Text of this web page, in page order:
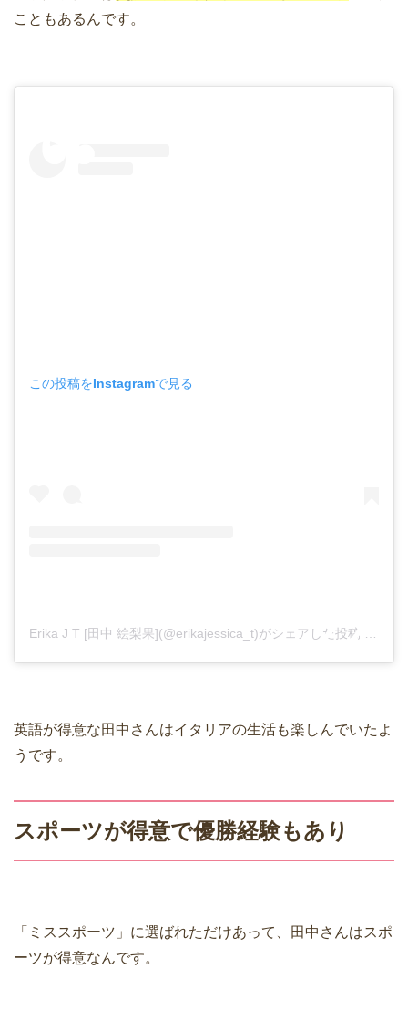
こともあるんです。
この投稿をInstagramで見る
Erika J T [田中 絵梨果](@erikajessica_t)がシェアした投稿
英語が得意な田中さんはイタリアの生活も楽しんでいたよ
うです。
スポーツが得意で優勝経験もあり
「ミススポーツ」に選ばれただけあって、田中さんはスポ
ーツが得意なんです。